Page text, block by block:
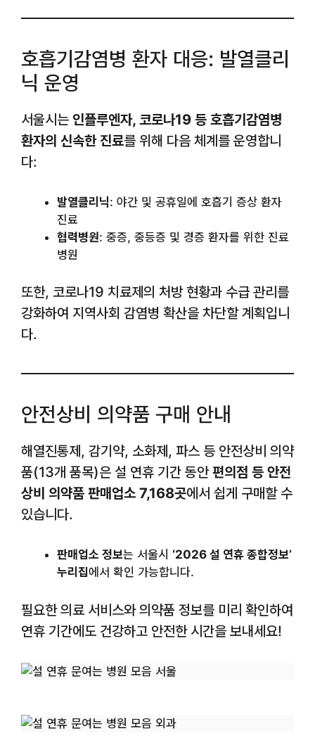
호흡기감염병 환자 대응: 발열클리
닉 운영
서울시는 인플루엔자, 코로나19 등 호흡기감염병
환자의 신속한 진료를 위해 다음 체계를 운영합니
다:
발열클리닉: 야간 및 공휴일에 호흡기 증상 환자
진료
협력병원: 중증, 중등증 및 경증 환자를 위한 진료
병원
또한, 코로나19 치료제의 처방 현황과 수급 관리를
강화하여 지역사회 감염병 확산을 차단할 계획입니
다.
안전상비 의약품 구매 안내
해열진통제, 감기약, 소화제, 파스 등 안전상비 의약
품(13개 품목)은 설 연휴 기간 동안편의점 등 안전
상비 의약품 판매업소 7,168곳에서 쉽게 구매할 수
있습니다.
판매업소 정보는 서울시 ‘2026 설 연휴 종합정보’
누리집 에서 확인 가능합니다.
필요한 의료 서비스와 의약품 정보를 미리 확인하여
연휴 기간에도 건강하고 안전한 시간을 보내세요!